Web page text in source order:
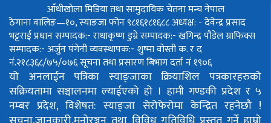
आँधीखोला मिडिया तथा सामुदायिक चेतना मन्च नेपाल
ठेगाना वालिङ—१०, स्याङजा फोन ९८१६१८१६८८अध्यक्ष: - देवेन्द्र प्रसाद
भट्टराईप्रधान सम्पादक:- राधाकृष्ण डुम्रेसम्पादक:- खगिन्द्र पौडेलग्राफिक्स
सम्पादक:- अर्जुन पंगेनीव्यवस्थापक:- शुष्मा वोस्तीक. र द
नं.२१८३६८/७५/०७६सूचना तथा प्रसारण बिभाग दर्ता नं १९०६
यो अनलाईन पत्रिका स्याङ्जाका क्रियाशिल पत्रकारहरुको
सक्रियतामा सञ्चालनमा ल्याईएको हो । हामी गण्डकी प्रदेश र ५
नम्बर प्रदेश, विशेषत: स्याङ्जा सेरोफेरोमा केन्द्रित रहनेछौ !